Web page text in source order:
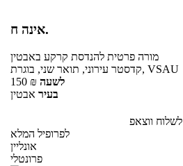
אינה ח.
מורה פרטית להנדסת קרקע באבטין
קדסטר עירוני, תואר שני, בוגרת, VSAU
150 ₪ לשעה
בעיר אבטין
לשלוח ווצאפ
לפרופיל המלא
אונליין
פרונטלי